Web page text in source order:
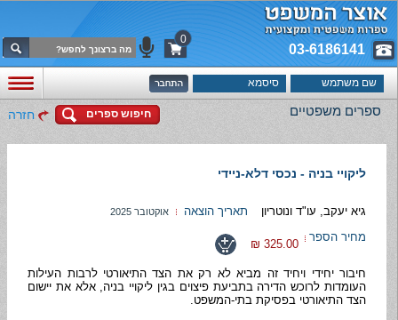
03-6186141
0
ספרים משפטיים חיפוש ספרים חזרה
ליקויי בניה - נכסי דלא-ניידי
גיא יעקב, עו"ד ונוטריון תאריך הוצאה אוקטובר 2025
מחיר הספר
325.00 ₪
חיבור יחידי ויחיד זה מביא לא רק את הצד התיאורטי לרבות העילות
העומדות לרוכש הדירה בתביעת פיצוים בגין ליקויי בניה, אלא את יישום
הצד התיאורטי בפסיקת בתי-המשפט.